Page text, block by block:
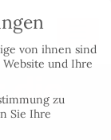
die
von ihnen sind
und Ihre
zu
Sie Ihre